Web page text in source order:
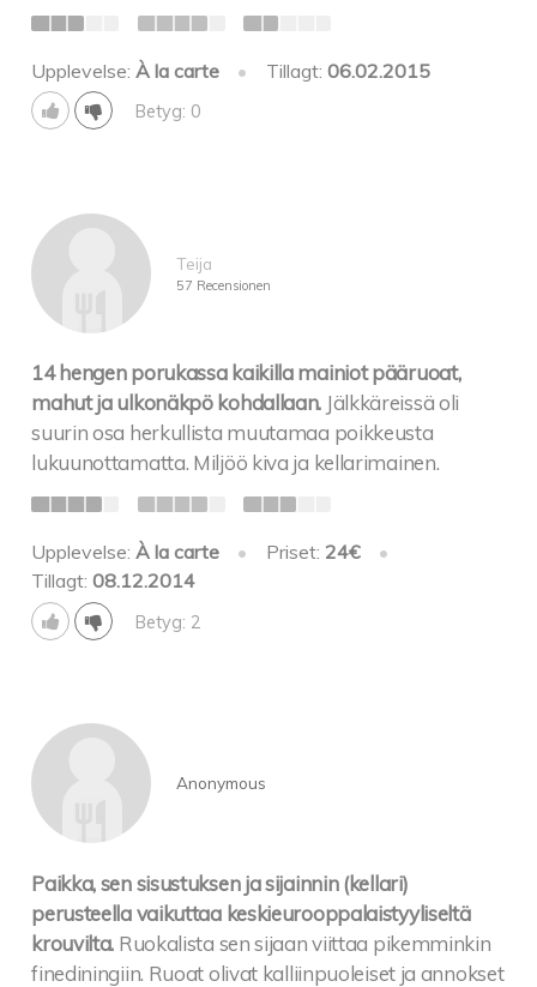
Upplevelse:À la carte • Tillagt: 06.02.2015
Betyg: 0
Teija
57 Recensionen
14 hengen porukassa kaikilla mainiot pääruoat,
mahut ja ulkonäkpö kohdallaan. Jälkkäreissä oli
suurin osa herkullista muutamaa poikkeusta
lukuunottamatta. Miljöö kiva ja kellarimainen.
Upplevelse:À la carte • Priset: 24€
•
Tillagt:08.12.2014
Betyg: 2
Anonymous
Paikka, sen sisustuksen ja sijainnin (kellari)
perusteella vaikuttaa keskieurooppalaistyyliseltä
krouvilta. Ruokalista sen sijaan viittaa pikemminkin
finediningiin. Ruoat olivat kalliinpuoleiset ja annokset